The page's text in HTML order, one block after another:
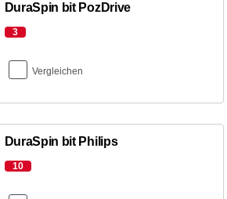
DuraSpin bit PozDrive
3
Vergleichen
DuraSpin bit Philips
10